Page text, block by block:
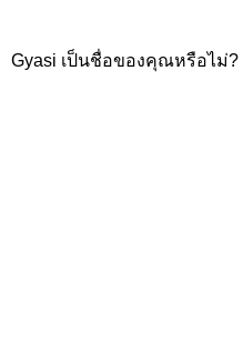
Gyasi เป็นชื่อของคุณหรือไม่?